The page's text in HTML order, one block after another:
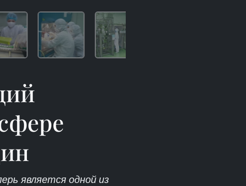
является одной из